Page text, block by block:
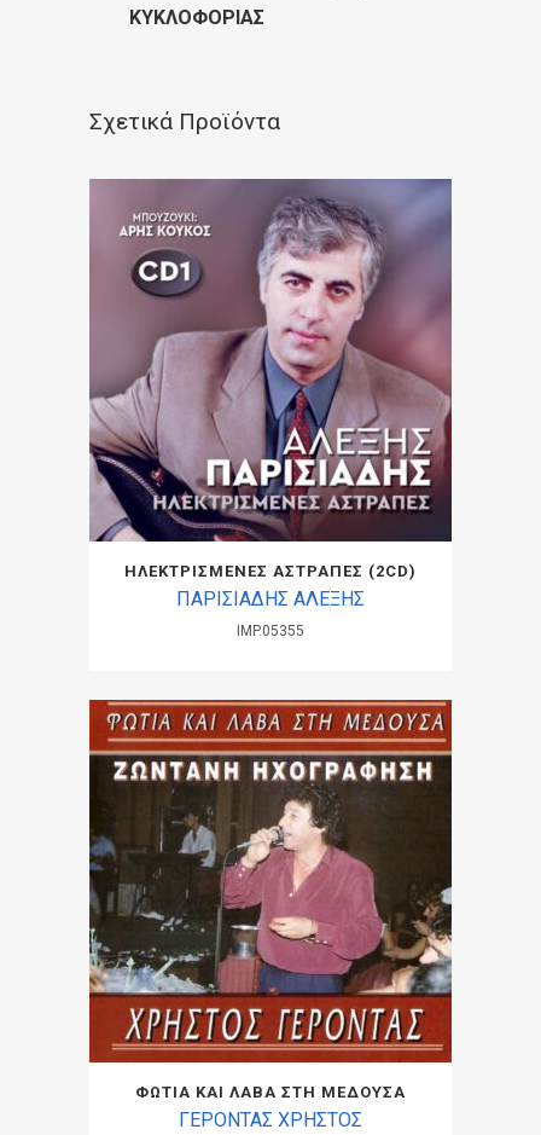
ΚΥΚΛΟΦΟΡΊΑΣ
Σχετικά Προϊόντα
ΗΛΕΚΤΡΙΣΜΕΝΕΣ ΑΣΤΡΑΠΕΣ (2CD)
ΠΑΡΙΣΙΑΔΗΣ ΑΛΕΞΗΣ
IMP.05355
ΦΩΤΙΑ ΚΑΙ ΛΑΒΑ ΣΤΗ ΜΕΔΟΥΣΑ
ΓΕΡΟΝΤΑΣ ΧΡΗΣΤΟΣ